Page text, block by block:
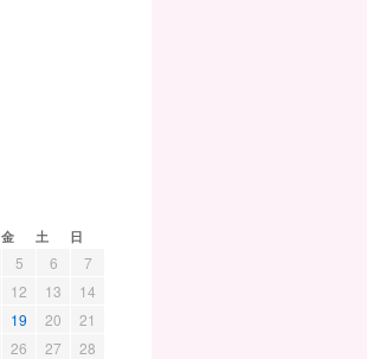
金 土 日
5 6
7
12 13
14
19 20
21
26 27 28